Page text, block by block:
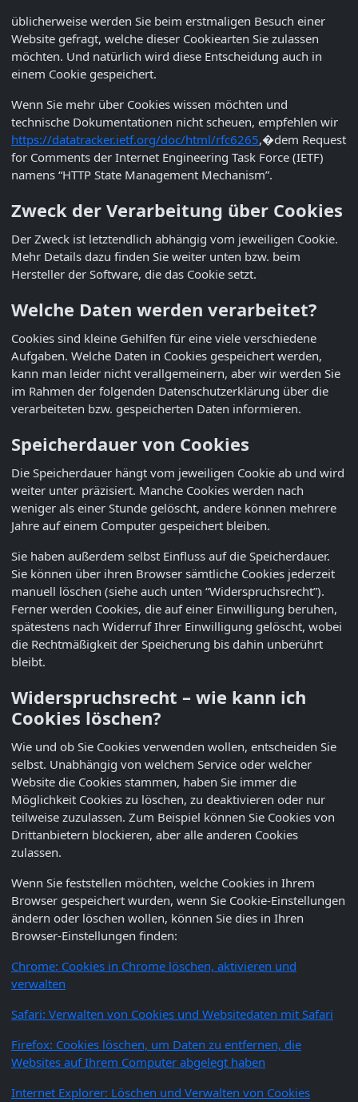
üblicherweise werden Sie beim erstmaligen Besuch einer
Website gefragt, welche dieser Cookiearten Sie zulassen
möchten. Und natürlich wird diese Entscheidung auch in
einem Cookie gespeichert.
Wenn Sie mehr über Cookies wissen möchten und
technische Dokumentationen nicht scheuen, empfehlen wir
https://datatracker.ietf.org/doc/html/rfc6265,�dem Request
for Comments der Internet Engineering Task Force (IETF)
namens “HTTP State Management Mechanism”.
Zweck der Verarbeitung über Cookies
Der Zweck ist letztendlich abhängig vom jeweiligen Cookie.
Mehr Details dazu finden Sie weiter unten bzw. beim
Hersteller der Software, die das Cookie setzt.
Welche Daten werden verarbeitet?
Cookies sind kleine Gehilfen für eine viele verschiedene
Aufgaben. Welche Daten in Cookies gespeichert werden,
kann man leider nicht verallgemeinern, aber wir werden Sie
im Rahmen der folgenden Datenschutzerklärung über die
verarbeiteten bzw. gespeicherten Daten informieren.
Speicherdauer von Cookies
Die Speicherdauer hängt vom jeweiligen Cookie ab und wird
weiter unter präzisiert. Manche Cookies werden nach
weniger als einer Stunde gelöscht, andere können mehrere
Jahre auf einem Computer gespeichert bleiben.
Sie haben außerdem selbst Einfluss auf die Speicherdauer.
Sie können über ihren Browser sämtliche Cookies jederzeit
manuell löschen (siehe auch unten “Widerspruchsrecht”).
Ferner werden Cookies, die auf einer Einwilligung beruhen,
spätestens nach Widerruf Ihrer Einwilligung gelöscht, wobei
die Rechtmäßigkeit der Speicherung bis dahin unberührt
bleibt.
Widerspruchsrecht – wie kann ich
Cookies löschen?
Wie und ob Sie Cookies verwenden wollen, entscheiden Sie
selbst. Unabhängig von welchem Service oder welcher
Website die Cookies stammen, haben Sie immer die
Möglichkeit Cookies zu löschen, zu deaktivieren oder nur
teilweise zuzulassen. Zum Beispiel können Sie Cookies von
Drittanbietern blockieren, aber alle anderen Cookies
zulassen.
Wenn Sie feststellen möchten, welche Cookies in Ihrem
Browser gespeichert wurden, wenn Sie Cookie-Einstellungen
ändern oder löschen wollen, können Sie dies in Ihren
Browser-Einstellungen finden:
Chrome: Cookies in Chrome löschen, aktivieren und
verwalten
Safari: Verwalten von Cookies und Websitedaten mit Safari
Firefox: Cookies löschen, um Daten zu entfernen, die
Websites auf Ihrem Computer abgelegt haben
Internet Explorer: Löschen und Verwalten von Cookies